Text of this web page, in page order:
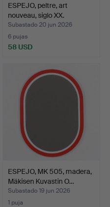
ESPEJO, peltre, art
nouveau, siglo XX.
Subastado 20 jun 2026
6 pujas
58 USD
ESPEJO, MK 505, madera,
Mäkisen Kuvastin O…
Subastado 19 jun 2026
1 puja